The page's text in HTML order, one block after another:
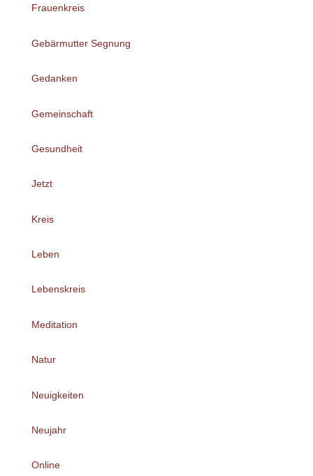
Frauenkreis
Gebärmutter Segnung
Gedanken
Gemeinschaft
Gesundheit
Jetzt
Kreis
Leben
Lebenskreis
Meditation
Natur
Neuigkeiten
Neujahr
Online